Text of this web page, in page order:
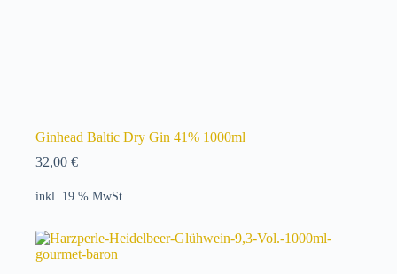
Ginhead Baltic Dry Gin 41% 1000ml
32,00 €
inkl. 19 % MwSt.